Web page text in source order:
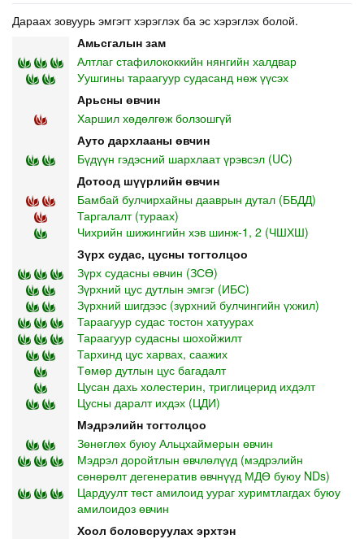
Дараах зовуурь эмгэгт хэрэглэх ба эс хэрэглэх болой.
Амьсгалын зам
Алтлаг стафилококкийн нянгийн халдвар
Уушгины тараагуур судасанд нөж үүсэх
Арьсны өвчин
Харшил хөдөлгөж болзошгүй
Ауто дархлааны өвчин
Бүдүүн гэдэсний шархлаат үрэвсэл (UC)
Дотоод шүүрлийн өвчин
Бамбай булчирхайны дааврын дутал (ББДД)
Таргалалт (тураах)
Чихрийн шижингийн хэв шинж-1, 2 (ЧШХШ)
Зүрх судас, цусны тогтолцоо
Зүрх судасны өвчин (ЗСӨ)
Зүрхний цус дутлын эмгэг (ИБС)
Зүрхний шигдээс (зүрхний булчингийн үхжил)
Тараагуур судас тостон хатуурах
Тараагуур судасны шохойжилт
Тархинд цус харвах, саажих
Төмөр дутлын цус багадалт
Цусан дахь холестерин, триглицерид ихдэлт
Цусны даралт ихдэх (ЦДИ)
Мэдрэлийн тогтолцоо
Зөнөглөх буюу Альцхаймерын өвчин
Мэдрэл доройтлын өвчлөлүүд (мэдрэлийн
сөнөрөлт дегенератив өвчнүүд МДӨ буюу NDs)
Цардуулт төст амилоид уураг хуримтлагдах буюу
амилоидоз өвчин
Хоол боловсруулах эрхтэн